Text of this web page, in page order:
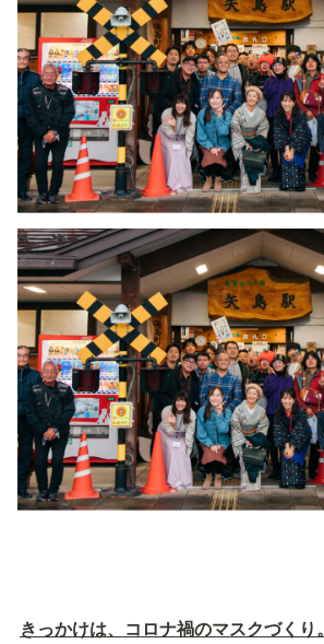
きっかけは、コロナ禍のマスクづくり。